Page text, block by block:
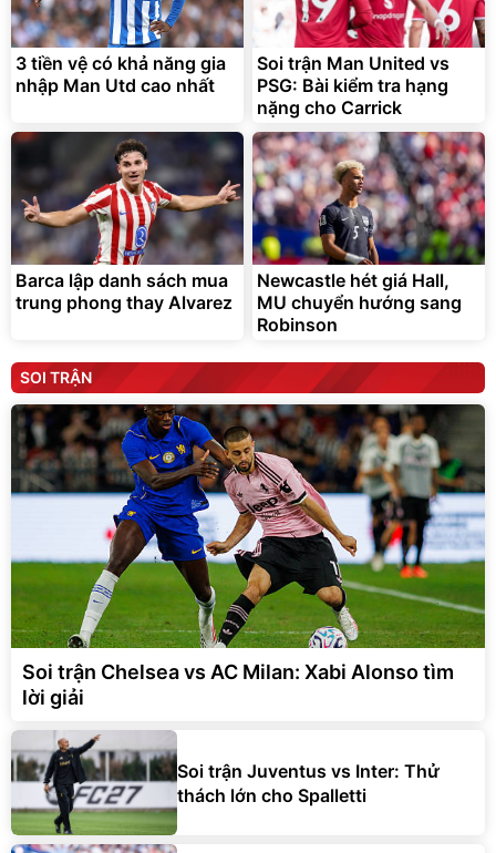
3 tiền vệ có khả năng gia
nhập Man Utd cao nhất
Soi trận Man United vs
PSG: Bài kiểm tra hạng
nặng cho Carrick
Barca lập danh sách mua
trung phong thay Alvarez
Newcastle hét giá Hall,
MU chuyển hướng sang
Robinson
SOI TRẬN
Soi trận Chelsea vs AC Milan: Xabi Alonso tìm
lời giải
Soi trận Juventus vs Inter: Thử
thách lớn cho Spalletti